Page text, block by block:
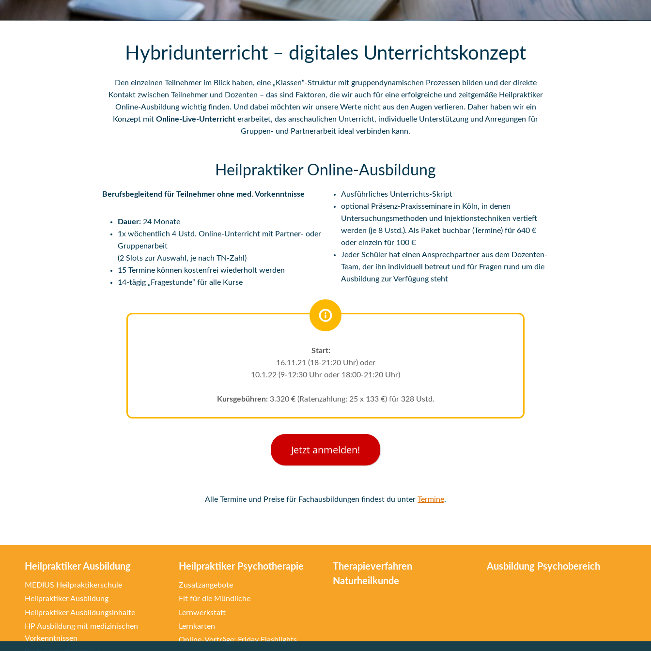
Hybridunterricht – digitales Unterrichtskonzept
Den einzelnen Teilnehmer im Blick haben, eine „Klassen“-Struktur mit gruppendynamischen Prozessen bilden und der direkte
Kontakt zwischen Teilnehmer und Dozenten – das sind Faktoren, die wir auch für eine erfolgreiche und zeitgemäße Heilpraktiker
Online-Ausbildung wichtig finden. Und dabei möchten wir unsere Werte nicht aus den Augen verlieren. Daher haben wir ein
Konzept mit Online-Live-Unterricht erarbeitet, das anschaulichen Unterricht, individuelle Unterstützung und Anregungen für
Gruppen- und Partnerarbeit ideal verbinden kann.
Heilpraktiker Online-Ausbildung
Berufsbegleitend für Teilnehmer ohne med. Vorkenntnisse
Dauer: 24 Monate
1x wöchentlich 4 Ustd. Online-Unterricht mit Partner- oder
Gruppenarbeit
(2 Slots zur Auswahl, je nach TN-Zahl)
15 Termine können kostenfrei wiederholt werden
14-tägig „Fragestunde“ für alle Kurse
Ausführliches Unterrichts-Skript
optional Präsenz-Praxisseminare in Köln, in denen
Untersuchungsmethoden und Injektionstechniken vertieft
werden (je 8 Ustd.). Als Paket buchbar (Termine) für 640 €
oder einzeln für 100 €
Jeder Schüler hat einen Ansprechpartner aus dem Dozenten-
Team, der ihn individuell betreut und für Fragen rund um die
Ausbildung zur Verfügung steht
Start:
16.11.21 (18-21:20 Uhr) oder
10.1.22 (9-12:30 Uhr oder 18:00-21:20 Uhr)
Kursgebühren: 3.320 € (Ratenzahlung: 25 x 133 €) für 328 Ustd.
Jetzt anmelden!
Alle Termine und Preise für Fachausbildungen findest du unter Termine.
Heilpraktiker Ausbildung
MEDIUS Heilpraktikerschule
Heilpraktiker Ausbildung
Heilpraktiker Ausbildungsinhalte
HP Ausbildung mit medizinischen
Vorkenntnissen
Heilpraktiker Psychotherapie
Zusatzangebote
Fit für die Mündliche
Lernwerkstatt
Lernkarten
Online-Vorträge: Friday Flashlights
Therapieverfahren
Naturheilkunde
Ausbildung Psychobereich